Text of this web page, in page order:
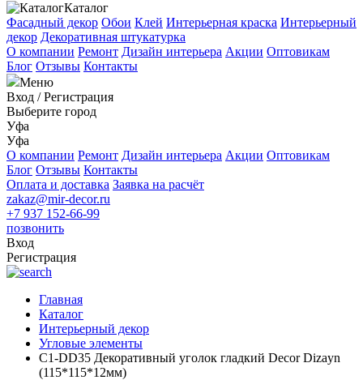
Каталог
Фасадный декор Обои Клей Интерьерная краска Интерьерный
декор Декоративная штукатурка
О компании Ремонт Дизайн интерьера Акции Оптовикам
Блог Отзывы Контакты
Меню
Вход /Регистрация
Выберите город
Уфа
Уфа
О компании Ремонт Дизайн интерьера Акции Оптовикам
Блог Отзывы Контакты
Оплата и доставка Заявка на расчёт
zakaz@mir-decor.ru
+7 937 152-66-99
позвонить
Вход
Регистрация
Главная
Каталог
Интерьерный декор
Угловые элементы
C1-DD35 Декоративный уголок гладкий Decor Dizayn
(115*115*12мм)